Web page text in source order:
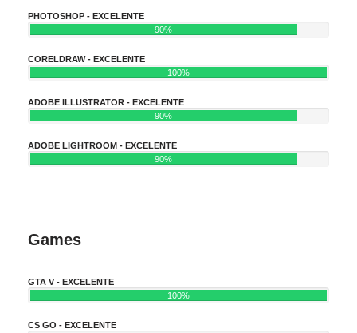
PHOTOSHOP - EXCELENTE
90%
CORELDRAW - EXCELENTE
100%
ADOBE ILLUSTRATOR - EXCELENTE
90%
ADOBE LIGHTROOM - EXCELENTE
90%
Games
GTA V - EXCELENTE
100%
CS GO - EXCELENTE